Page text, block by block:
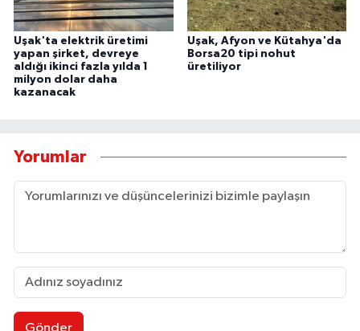
Uşak'ta elektrik üretimi
yapan şirket, devreye
aldığı ikinci fazla yılda 1
milyon dolar daha
kazanacak
Uşak, Afyon ve Kütahya'da
Borsa20 tipi nohut
üretiliyor
Yorumlar
Gönder